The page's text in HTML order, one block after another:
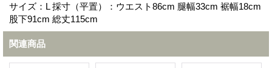
サイズ：L 採寸（平置）：ウエスト86cm 腿幅33cm 裾幅18cm
股下91cm 総丈115cm
関連商品